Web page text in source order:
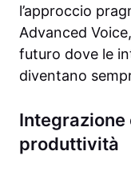
l’approccio
Advanced
futuro dove le
diventano
produttività